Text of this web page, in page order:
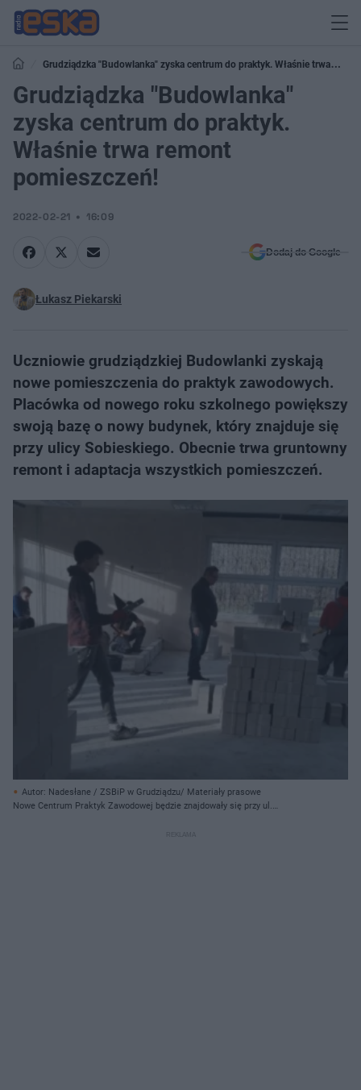
Grudziądzka "Budowlanka" zyska centrum do praktyk. Właśnie trwa
remont pomieszczeń!
Grudziądzka "Budowlanka"
zyska centrum do praktyk.
Właśnie trwa remont
pomieszczeń!
2022-02-21 16:09
Dodaj do Google
Łukasz Piekarski
Uczniowie grudziądzkiej Budowlanki zyskają
nowe pomieszczenia do praktyk zawodowych.
Placówka od nowego roku szkolnego powiększy
swoją bazę o nowy budynek, który znajduje się
przy ulicy Sobieskiego. Obecnie trwa gruntowny
remont i adaptacja wszystkich pomieszczeń.
Autor: Nadesłane / ZSBiP w Grudziądzu/ Materiały prasowe
Nowe Centrum Praktyk Zawodowej będzie znajdowały się przy ul.